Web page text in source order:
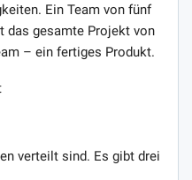
Ein Team von fünf
das gesamte Projekt von
– ein fertiges Produkt.
verteilt sind. Es gibt drei